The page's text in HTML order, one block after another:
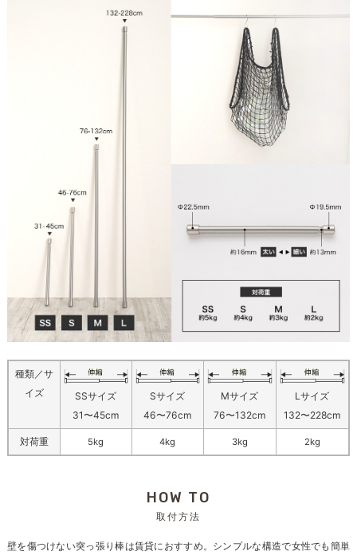
種類／サ
イズ
SSサイズ
31〜45cm
Sサイズ
46〜76cm
Mサイズ
76〜132cm
Lサイズ
132〜228cm
対荷重 5kg 4kg 3kg 2kg
HOW TO
取付方法
壁を傷つけない突っ張り棒は賃貸におすすめ。シンプルな構造で女性でも簡単